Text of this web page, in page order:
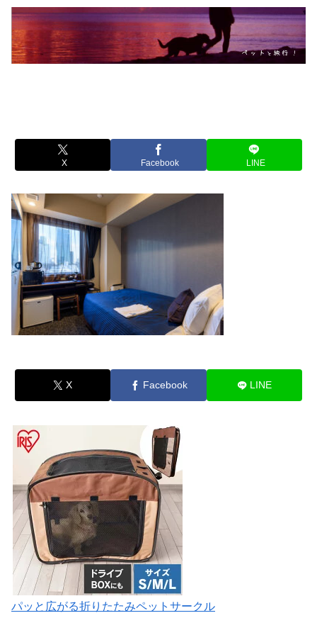
X Facebook LINE
X Facebook LINE
パッと広がる折りたたみペットサークル